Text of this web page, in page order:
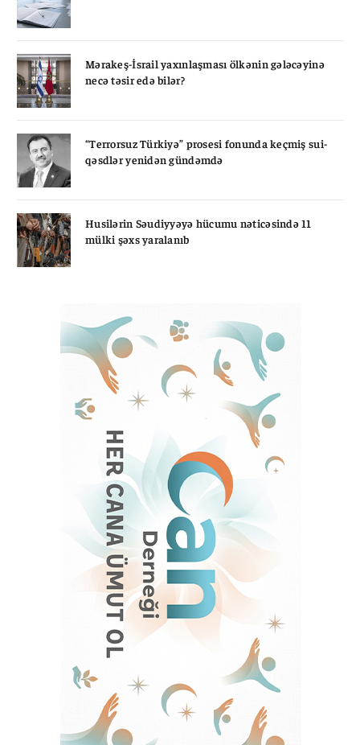
Mərakeş-İsrail yaxınlaşması ölkənin gələcəyinə
necə təsir edə bilər?
“Terrorsuz Türkiyə” prosesi fonunda keçmiş sui-
qəsdlər yenidən gündəmdə
Husilərin Səudiyyəyə hücumu nəticəsində 11
mülki şəxs yaralanıb